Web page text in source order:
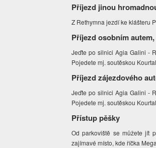
Příjezd jinou
Z Rethymna jezdí ke klášteru
Příjezd osobním
Jeďte po silnici Agia Galini -
Pojedete mj. soutěskou
Příjezd zájezdového
Jeďte po silnici Agia Galini -
Pojedete mj. soutěskou
Přístup pěšky
Od parkoviště se můžete jít
zajímavé místo, kde říčka